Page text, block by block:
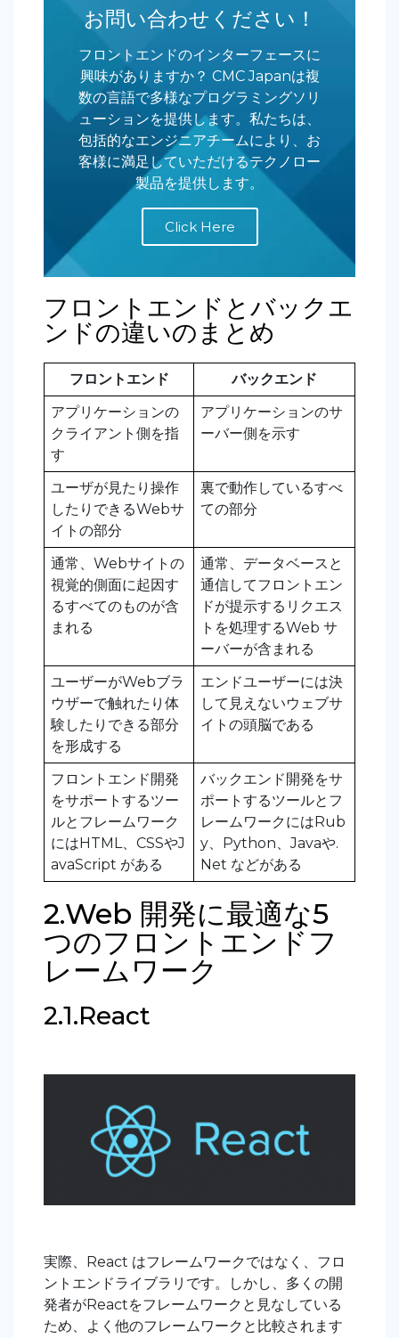
お問い合わせください！
フロントエンドのインターフェースに
興味がありますか？ CMC Japanは複
数の言語で多様なプログラミングソリ
ューションを提供します。私たちは、
包括的なエンジニアチームにより、お
客様に満足していただけるテクノロー
製品を提供します。
Click Here
フロントエンドとバックエ
ンドの違いのまとめ
フロントエンド
バックエンド
アプリケーションの
クライアント側を指
す
アプリケーションのサ
ーバー側を示す
ユーザが見たり操作
したりできるWebサ
イトの部分
裏で動作しているすべ
ての部分
通常、Webサイトの
視覚的側面に起因す
るすべてのものが含
まれる
通常、データベースと
通信してフロントエン
ドが提示するリクエス
トを処理するWeb サ
ーバーが含まれる
ユーザーがWebブラ
ウザーで触れたり体
験したりできる部分
を形成する
エンドユーザーには決
して見えないウェブサ
イトの頭脳である
フロントエンド開発
をサポートするツー
ルとフレームワーク
にはHTML、CSSやJ
avaScript がある
バックエンド開発をサ
ポートするツールとフ
レームワークにはRub
y、Python、Javaや.
Net などがある
2.Web 開発に最適な5
つのフロントエンドフ
レームワーク
2.1.React
実際、React はフレームワークではなく、フロ
ントエンドライブラリです。しかし、多くの開
発者がReactをフレームワークと見なしている
ため、よく他のフレームワークと比較されます